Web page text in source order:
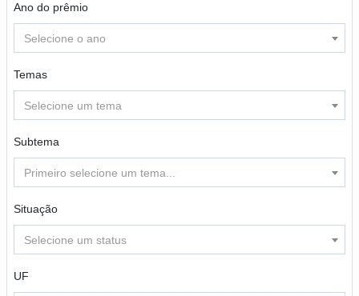
Ano do prêmio
Selecione o ano
Temas
Selecione um tema
Subtema
Primeiro selecione um tema...
Situação
Selecione um status
UF